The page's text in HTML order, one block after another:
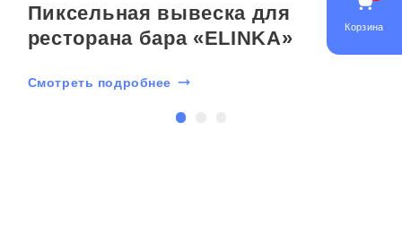
Пиксельная вывеска для
ресторана бара «ELINKA»
Смотреть подробнее
Корзина